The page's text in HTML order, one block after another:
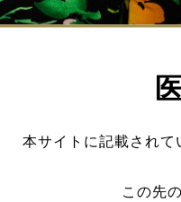
本サイトに記載され
この先